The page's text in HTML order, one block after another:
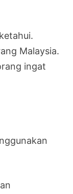
Malaysia.
ingat